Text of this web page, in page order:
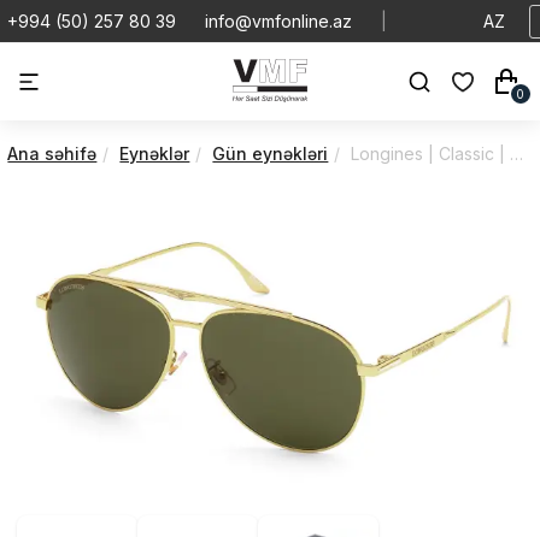
+994 (50) 257 80 39 info@vmfonline.az AZ
0
Ana səhifə Eynəklər Gün eynəkləri Longines | Classic | Sunglasses | LG0005H5930N